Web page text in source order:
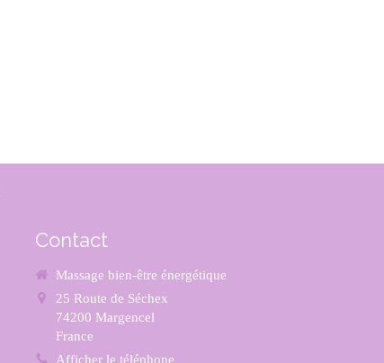
Contact
Massage bien-être énergétique
25 Route de Séchex
74200 Margencel
France
Afficher le téléphone